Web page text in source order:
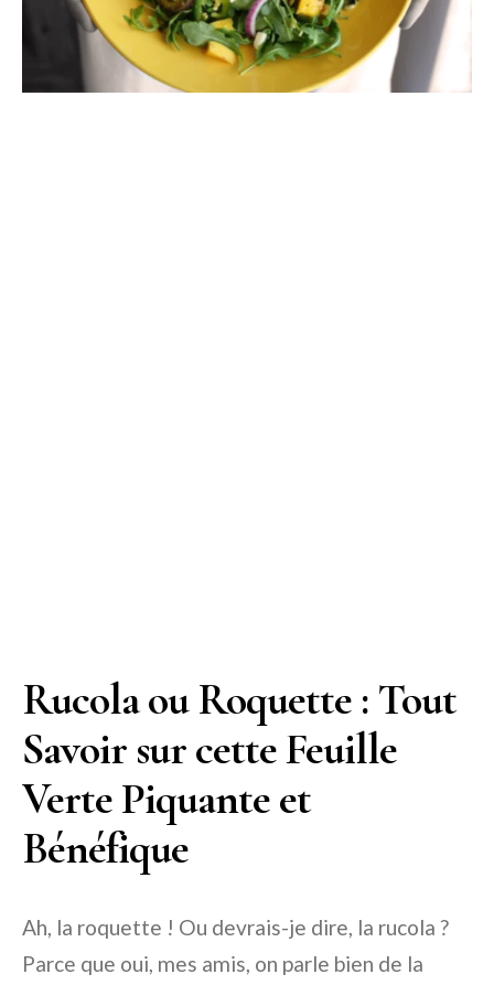
Rucola ou Roquette : Tout
Savoir sur cette Feuille
Verte Piquante et
Bénéfique
Ah, la roquette ! Ou devrais-je dire, la rucola ?
Parce que oui, mes amis, on parle bien de la